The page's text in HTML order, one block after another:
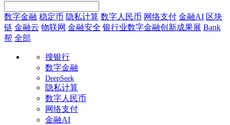
数字金融 稳定币 隐私计算 数字人民币 网络支付 金融AI 区块
链 金融云 物联网 金融安全 银行业数字金融创新成果展 Bank
帮 全部
搜银行
数字金融
DeepSeek
隐私计算
数字人民币
网络支付
金融AI